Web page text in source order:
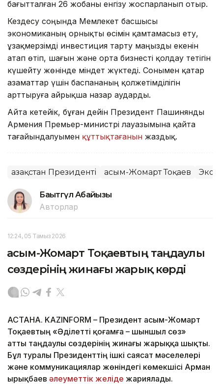
бағытталған 26 жобаны енгізу жоспарланып отыр.
Кездесу соңында Мемлекет басшысы
экономиканың орнықты өсімін қамтамасыз ету,
ұзақмерзімді инвестиция тарту маңызды екенін
атап өтіп, шағын және орта бизнесті қолдау тетігін
күшейту жөнінде міндет жүктеді. Сонымен қатар
азаматтар үшін баспананың қолжетімділігін
арттыруға айрықша назар аударды.
Айта кетейік, бұған дейін Президент Пашинянды
Армения Премьер-министрі лауазымына қайта
тағайындалуымен құттықтағанын жаздық.
Қазақстан Президенті Қасым-Жомарт Тоқаев
Бақытгүл Абайқызы
Авторлар
12:24, 05 Тамыз 2026
Қасым-Жомарт Тоқаевтың таңдаулы
сөздерінің жинағы жарық көрді
АСТАНА. KAZINFORM – Президент Қасым-Жомарт
Тоқаевтың «Әділетті қоғамға – шыншыл сөз»
атты таңдаулы сөздерінің жинағы жарыққа шықты.
Бұл туралы Президенттің ішкі саясат мәселелері
және коммуникациялар жөніндегі көмекшісі Арман
Қырықбаев әлеуметтік желіде жариялады.